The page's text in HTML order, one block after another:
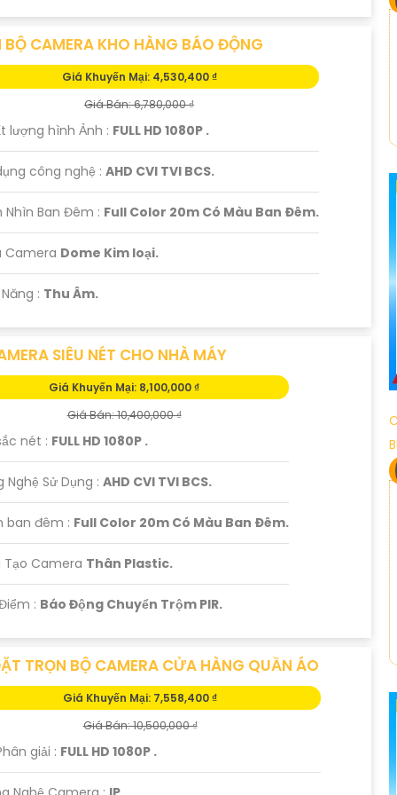
BỘ CAMERA KHO HÀNG BÁO ĐỘNG
Giá Khuyến Mại: 4,530,400 ₫
Giá Bán: 6,780,000 ₫
️
lượng hình Ảnh : FULL HD 1080P .
công nghệ : AHD CVI TVI BCS.
Ban Đêm : Full Color 20m Có Màu Ban Ðêm.
Camera Dome Kim loại.
: Thu Âm.
SIÊU NÉT CHO NHÀ MÁY
Giá Khuyến Mại: 8,100,000 ₫
Giá Bán: 10,400,000 ₫
nét : FULL HD 1080P .
Nghệ Sử Dụng : AHD CVI TVI BCS.
ban đêm : Full Color 20m Có Màu Ban Ðêm.
Camera Thân Plastic.
: Báo Động Chuyển Trộm PIR.
TRỌN BỘ CAMERA CỬA HÀNG QUẦN ÁO
Giá Khuyến Mại: 7,558,400 ₫
Giá Bán: 10,500,000 ₫
giải : FULL HD 1080P .